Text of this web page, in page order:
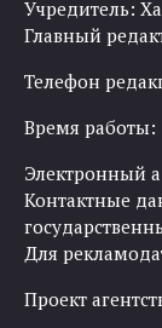
Учредитель:
Главный
Телефон
Время работы:
Электронный
Контактные
Для
Проект